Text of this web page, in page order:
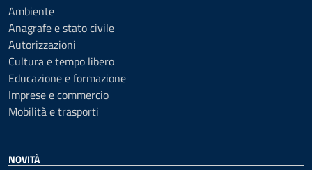
Ambiente
Anagrafe e stato civile
Autorizzazioni
Cultura e tempo libero
Educazione e formazione
Imprese e commercio
Mobilità e trasporti
NOVITÀ